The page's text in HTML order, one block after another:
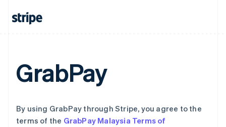
GrabPay
By using GrabPay through Stripe, you agree to the
terms of the GrabPay Malaysia Terms of
English
罗马尼亚
English
马来西亚
English简体中文